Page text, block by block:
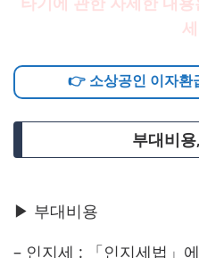
👉 소상공인 이자환
부대비
▶ 부대비용
– 인지세 : 「인지세법」